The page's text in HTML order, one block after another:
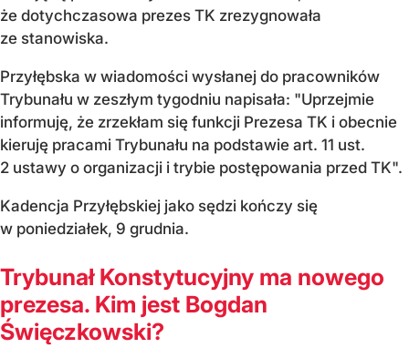
że dotychczasowa prezes TK zrezygnowała
ze stanowiska.
Przyłębska w wiadomości wysłanej do pracowników
Trybunału w zeszłym tygodniu napisała: "Uprzejmie
informuję, że zrzekłam się funkcji Prezesa TK i obecnie
kieruję pracami Trybunału na podstawie art. 11 ust.
2 ustawy o organizacji i trybie postępowania przed TK".
Kadencja Przyłębskiej jako sędzi kończy się
w poniedziałek, 9 grudnia.
Trybunał Konstytucyjny ma nowego
prezesa. Kim jest Bogdan
Święczkowski?